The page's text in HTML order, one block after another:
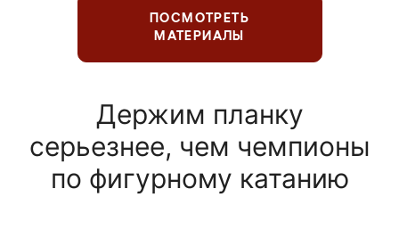
ПОСМОТРЕТЬ
МАТЕРИАЛЫ
Держим планку
серьезнее, чем чемпионы
по фигурному катанию